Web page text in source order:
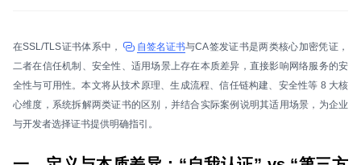
在SSL/TLS证书体系中， 自签名证书与CA签发证书是两类核心加密凭证，
二者在信任机制、安全性、适用场景上存在本质差异，直接影响网络服务的安
全性与可用性。本文将从技术原理、生成流程、信任链构建、安全性等 8 大核
心维度，系统拆解两类证书的区别，并结合实际案例说明其适用场景，为企业
与开发者选择证书提供明确指引。